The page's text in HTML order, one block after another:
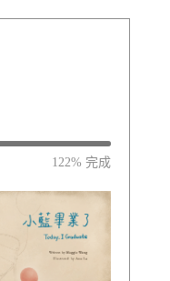
122% 完成